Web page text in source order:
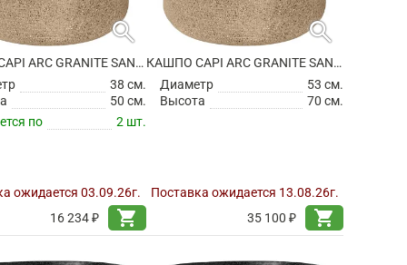
search
КАШПО CAPI ARC GRANITE SANDBAG HIGH WARM TAUPE
38 см.
50 см.
по
2 шт.
ожидается 03.09.26г.
16 234 ₽
shopping_cart
search
КАШПО CAPI ARC GRANITE SANDBAG HIGH WARM TAUPE
Диаметр
53 см.
Высота
70 см.
Поставка ожидается 13.08.26г.
35 100 ₽
shopping_cart